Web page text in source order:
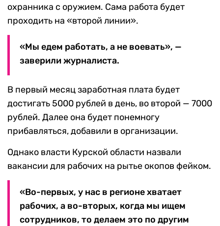
охранника с оружием. Сама работа будет
проходить на «второй линии».
«Мы едем работать, а не воевать», —
заверили журналиста.
В первый месяц заработная плата будет
достигать 5000 рублей в день, во второй — 7000
рублей. Далее она будет понемногу
прибавляться, добавили в организации.
Однако власти Курской области назвали
вакансии для рабочих на рытье окопов фейком.
«Во-первых, у нас в регионе хватает
рабочих, а во-вторых, когда мы ищем
сотрудников, то делаем это по другим